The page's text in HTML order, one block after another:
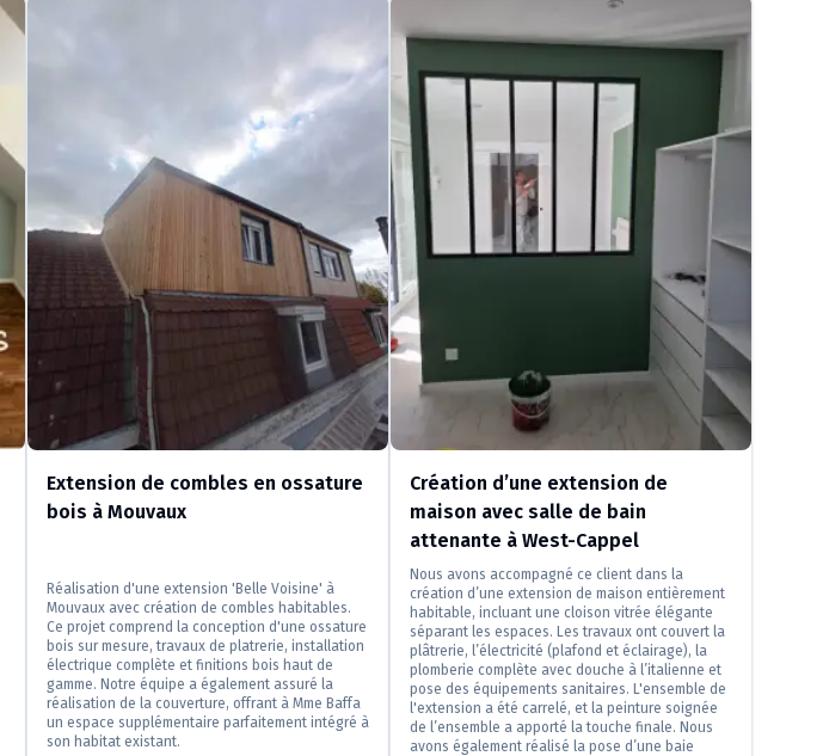
Extension de combles en ossature
bois à Mouvaux
Réalisation d'une extension 'Belle Voisine' à
Mouvaux avec création de combles habitables.
Ce projet comprend la conception d'une ossature
bois sur mesure, travaux de platrerie, installation
électrique complète et finitions bois haut de
gamme. Notre équipe a également assuré la
réalisation de la couverture, offrant à Mme Baffa
un espace supplémentaire parfaitement intégré à
son habitat existant.
Création d’une extension de
maison avec salle de bain
attenante à West-Cappel
Nous avons accompagné ce client dans la
création d’une extension de maison entièrement
habitable, incluant une cloison vitrée élégante
séparant les espaces. Les travaux ont couvert la
plâtrerie, l’électricité (plafond et éclairage), la
plomberie complète avec douche à l’italienne et
pose des équipements sanitaires. L'ensemble de
l'extension a été carrelé, et la peinture soignée
de l’ensemble a apporté la touche finale. Nous
avons également réalisé la pose d’une baie